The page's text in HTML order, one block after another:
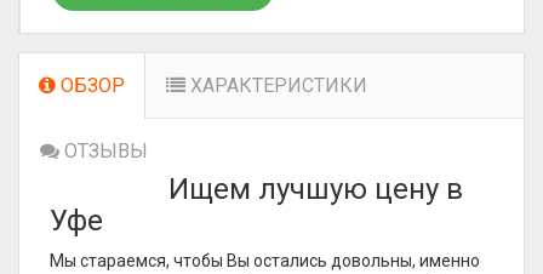
ОБЗОР ХАРАКТЕРИСТИКИ
ОТЗЫВЫ
Ищем лучшую цену в
Уфе
Мы стараемся, чтобы Вы остались довольны, именно